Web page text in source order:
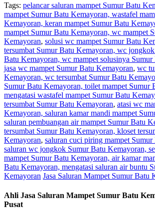
Tags: pelancar saluran mampet Sumur Batu
mampet Sumur Batu Kemayoran, wastafel
Kemayoran, keran mampet Sumur Batu
mampet Sumur Batu Kemayoran, wc mampet
Kemayoran, solusi wc mampet Sumur Batu
tersumbat Sumur Batu Kemayoran, wc
Batu Kemayoran, wc mampet solusinya
jasa wc mampet Sumur Batu Kemayoran, wc
Kemayoran, wc tersumbat Sumur Batu
Sumur Batu Kemayoran, toilet mampet Sumur
mengatasi wastafel mampet Sumur Batu
tersumbat Sumur Batu Kemayoran, atasi wc
Kemayoran, saluran kamar mandi mampet
saluran pembuangan air mampet Sumur Batu
tersumbat Sumur Batu Kemayoran, kloset
Kemayoran, saluran cuci piring mampet
saluran wc jongkok Sumur Batu Kemayoran,
mampet Sumur Batu Kemayoran, air kamar
Batu Kemayoran, mengatasi saluran air buntu
Kemayoran Jasa Saluran Mampet Sumur Batu
Ahli Jasa Saluran Mampet Sumur Batu
Pusat